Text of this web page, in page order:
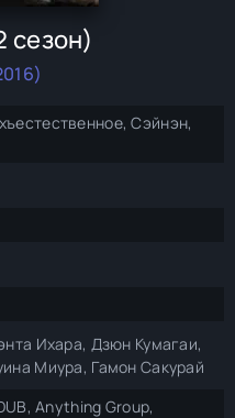
сезон)
Сэйнэн,
Ихара, Дзюн Кумагаи,
Миура, Гамон Сакурай
Anything Group,